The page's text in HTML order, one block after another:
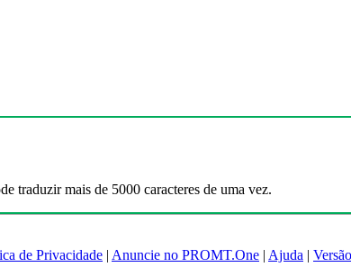
traduzir mais de 5000 caracteres de uma vez.
de Privacidade | Anuncie no PROMT.One | Ajuda |